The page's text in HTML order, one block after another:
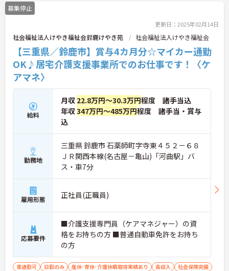
募集停止
更新日：2025年02月14日
社会福祉法人けやき福祉会鈴鹿けやき苑 社会福祉法人けやき福祉会
【三重県／鈴鹿市】賞与4カ月分☆マイカー通勤
OK♪居宅介護支援事業所でのお仕事です！〈ケ
アマネ〉
給料
月収 22.8万円～30.3万円程度 諸手当込
年収347万円～485万円程度 諸手当・賞与
込
勤務地
三重県 鈴鹿市 石薬師町字寺東４５２－６８
ＪＲ関西本線(名古屋－亀山)「河曲駅」バ
ス・車7分
雇用形態 正社員(正職員)
応募要件
■介護支援専門員（ケアマネジャー）の資
格をお持ちの方 ■普通自動車免許をお持ち
の方
車通勤可 日勤のみ 産休･育休･介護休暇取得実績あり 高収入
社会保険完備